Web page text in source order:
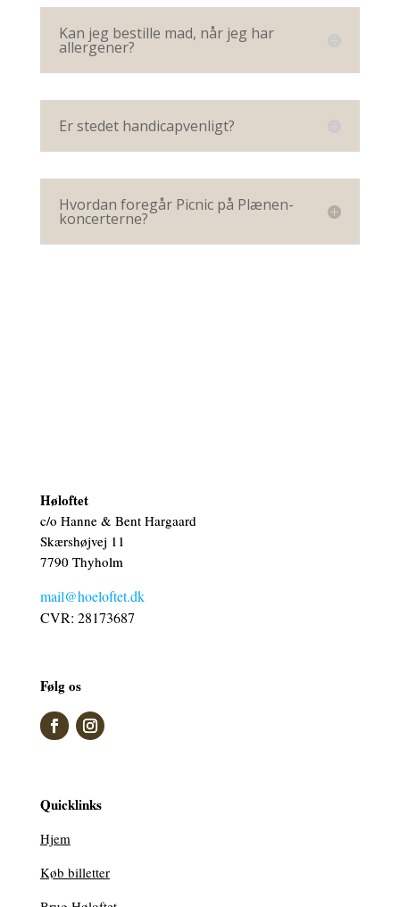
Kan jeg bestille mad, når jeg har
allergener?
Er stedet handicapvenligt?
Hvordan foregår Picnic på Plænen-
koncerterne?
Høloftet
c/o Hanne & Bent Hargaard
Skærshøjvej 11
7790 Thyholm
mail@hoeloftet.dk
CVR: 28173687
Følg os
Quicklinks
Hjem
Køb billetter